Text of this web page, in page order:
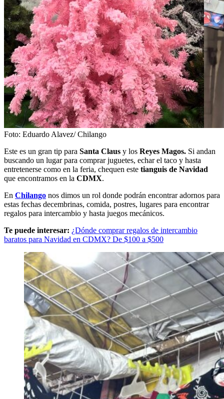
Foto: Eduardo Alavez/ Chilango
Este es un gran tip para Santa Claus y los Reyes Magos. Si andan
buscando un lugar para comprar juguetes, echar el taco y hasta
entretenerse como en la feria, chequen este tianguis de Navidad
que encontramos en la CDMX.
En Chilango nos dimos un rol donde podrán encontrar adornos para
estas fechas decembrinas, comida, postres, lugares para encontrar
regalos para intercambio y hasta juegos mecánicos.
Te puede interesar: ¿Dónde comprar regalos de intercambio
baratos para Navidad en CDMX? De $100 a $500